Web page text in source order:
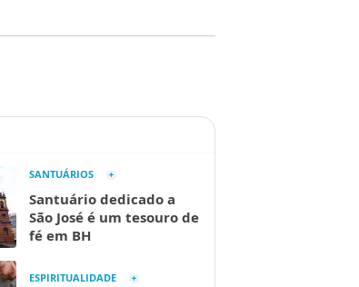
SANTUÁRIOS
Santuário dedicado a
São José é um tesouro de
fé em BH
ESPIRITUALIDADE